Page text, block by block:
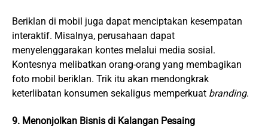
Beriklan di mobil juga dapat menciptakan kesempatan
interaktif. Misalnya, perusahaan dapat
menyelenggarakan kontes melalui media sosial.
Kontesnya melibatkan orang-orang yang membagikan
foto mobil beriklan. Trik itu akan mendongkrak
keterlibatan konsumen sekaligus memperkuat branding.
9. Menonjolkan Bisnis di Kalangan Pesaing